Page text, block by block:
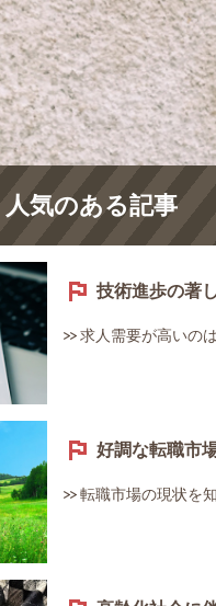
人気のある記事
技術進歩の著
求人需要が高いの
好調な転職市
転職市場の現状を